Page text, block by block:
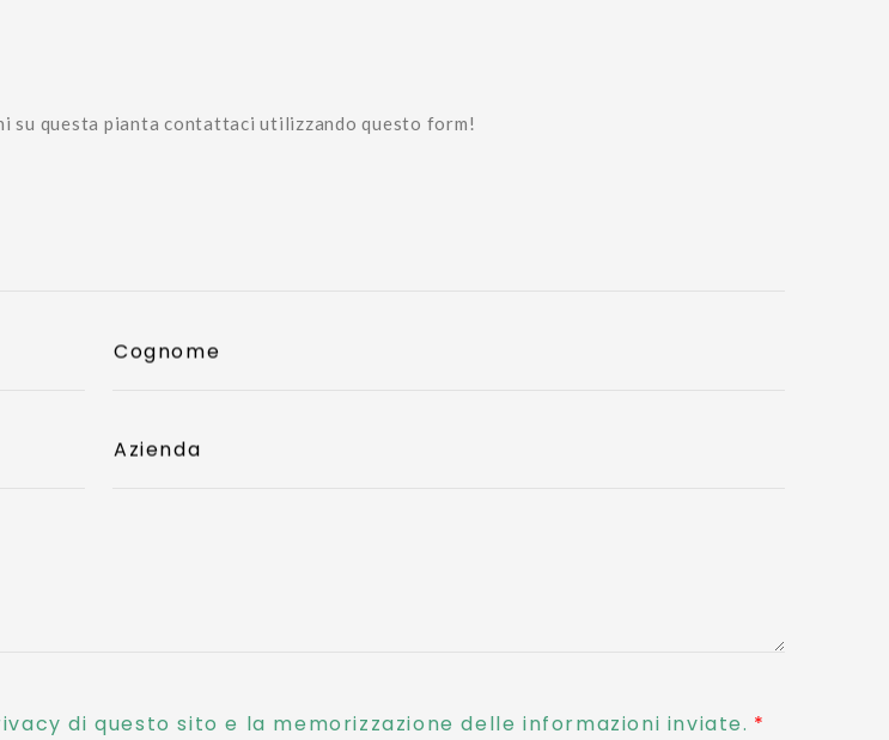
su questa pianta contattaci utilizzando questo form!
Cognome
Azienda
di questo sito e la memorizzazione delle informazioni inviate.